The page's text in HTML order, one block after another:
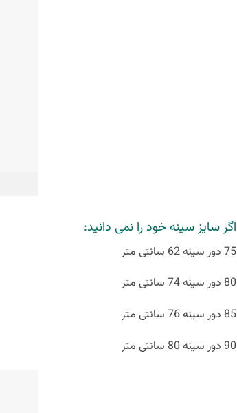
اگر سایز سینه خود را نمی دانید:
75 دور سینه 62 سانتی متر
80 دور سینه 74 سانتی متر
85 دور سینه 76 سانتی متر
90 دور سینه 80 سانتی متر